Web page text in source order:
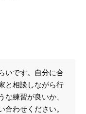
いです。自分に合
と相談しながら行
練習が良いか、
わせください。